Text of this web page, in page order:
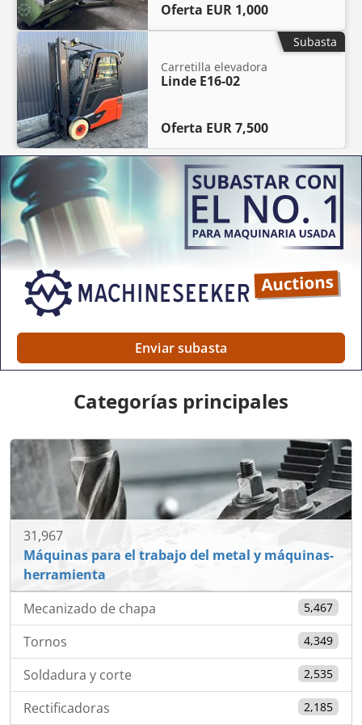
Oferta EUR 1,000
Carretilla elevadora
Linde E16-02
Oferta EUR 7,500
Subasta
Enviar subasta
Categorías principales
31,967
Máquinas para el trabajo del metal y máquinas-
herramienta
Mecanizado de chapa
5,467
Tornos 4,349
Soldadura y corte 2,535
Rectificadoras 2,185